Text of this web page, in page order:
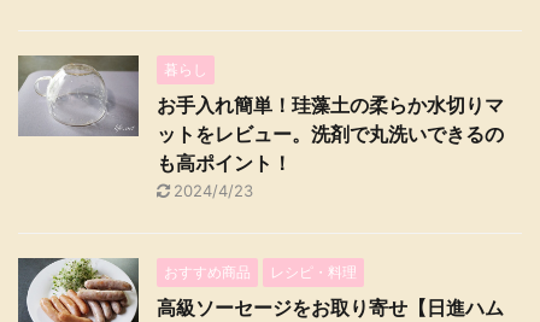
暮らし
お手入れ簡単！珪藻土の柔らか水切りマ
ットをレビュー。洗剤で丸洗いできるの
も高ポイント！
2024/4/23
おすすめ商品 レシピ・料理
高級ソーセージをお取り寄せ【日進ハム